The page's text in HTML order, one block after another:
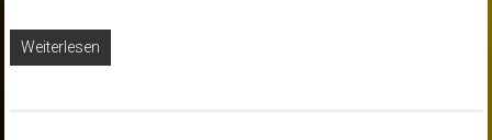
Weiterlesen